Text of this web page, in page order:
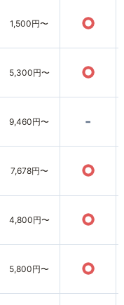
1,500円〜 ○
5,300円〜 ○
9,460円〜 -
7,678円〜 ○
4,800円〜 ○
5,800円〜 ○